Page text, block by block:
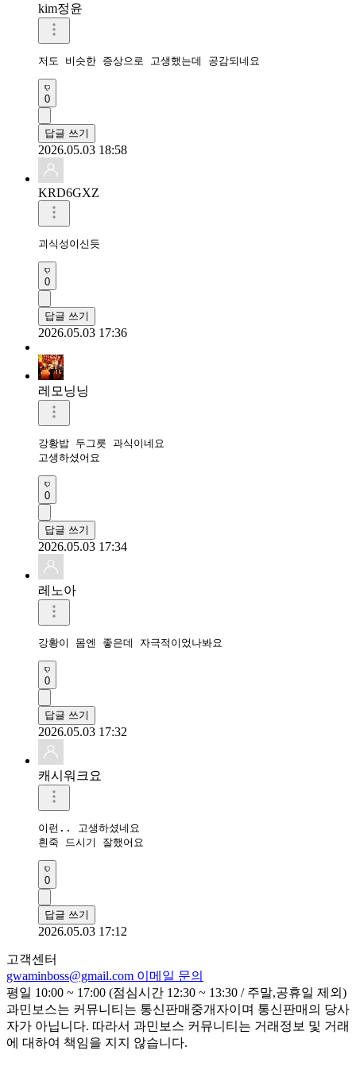
kim정윤
저도 비슷한 증상으로 고생했는데 공감되네요
0
답글 쓰기
2026.05.03 18:58
KRD6GXZ
괴식성이신듯
0
답글 쓰기
2026.05.03 17:36
레모닝닝
강황밥 두그릇 과식이네요
고생하셨어요
0
답글 쓰기
2026.05.03 17:34
레노아
강황이 몸엔 좋은데 자극적이었나봐요
0
답글 쓰기
2026.05.03 17:32
캐시워크요
이런.. 고생하셨네요
흰죽 드시기 잘했어요
0
답글 쓰기
2026.05.03 17:12
고객센터
gwaminboss@gmail.com 이메일 문의
평일 10:00 ~ 17:00 (점심시간 12:30 ~ 13:30 / 주말,공휴일 제외)
과민보스는 커뮤니티는 통신판매중개자이며 통신판매의 당사
자가 아닙니다. 따라서 과민보스 커뮤니티는 거래정보 및 거래
에 대하여 책임을 지지 않습니다.